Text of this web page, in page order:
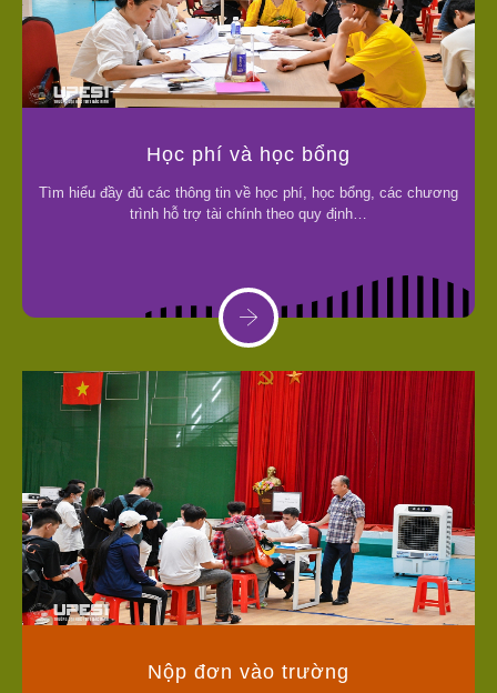
Học phí và học bổng
Tìm hiểu đầy đủ các thông tin về học phí, học bổng, các chương
trình hỗ trợ tài chính theo quy định…
Nộp đơn vào trường